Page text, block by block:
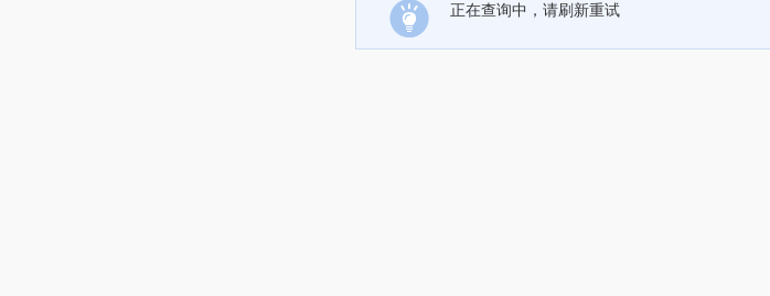
正在查询中，请刷新重试